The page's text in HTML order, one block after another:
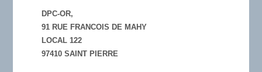
DPC-OR,
91 RUE FRANCOIS DE MAHY
LOCAL 122
97410 SAINT PIERRE